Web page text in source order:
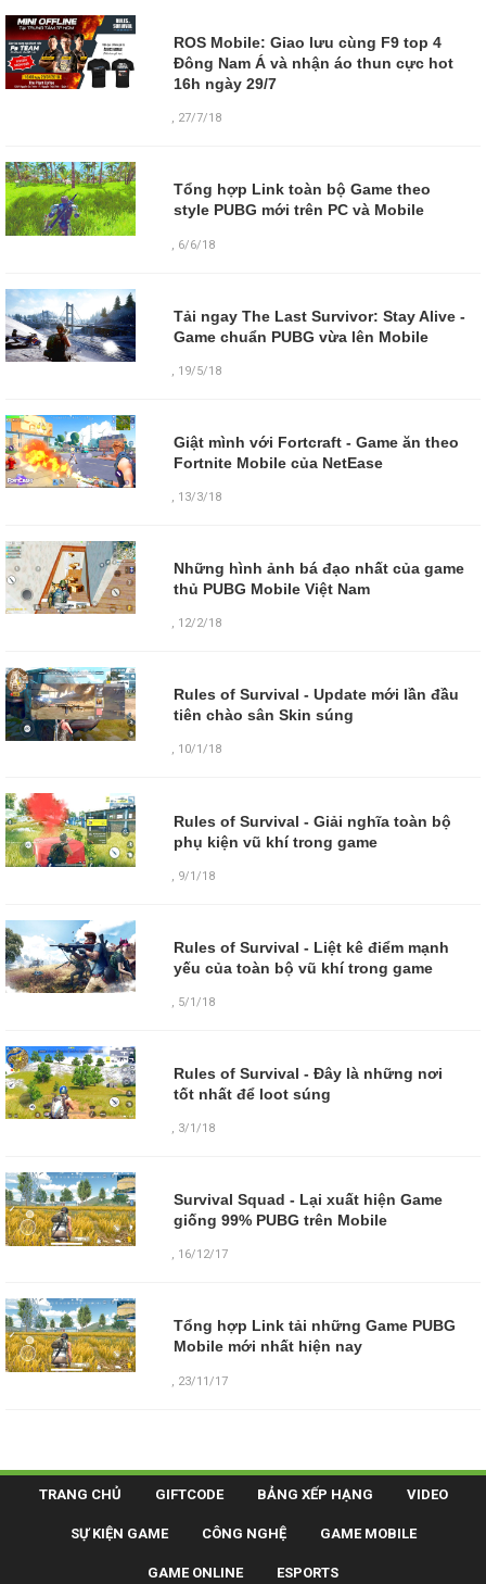
ROS Mobile: Giao lưu cùng F9 top 4
Đông Nam Á và nhận áo thun cực hot
16h ngày 29/7
, 27/7/18
Tổng hợp Link toàn bộ Game theo
style PUBG mới trên PC và Mobile
6/6/18
Tải ngay The Last Survivor: Stay Alive -
Game chuẩn PUBG vừa lên Mobile
, 19/5/18
Giật mình với Fortcraft - Game ăn theo
Fortnite Mobile của NetEase
, 13/3/18
Những hình ảnh bá đạo nhất của game
thủ PUBG Mobile Việt Nam
, 12/2/18
Rules of Survival - Update mới lần đầu
tiên chào sân Skin súng
, 10/1/18
Rules of Survival - Giải nghĩa toàn bộ
phụ kiện vũ khí trong game
, 9/1/18
Rules of Survival - Liệt kê điểm mạnh
yếu của toàn bộ vũ khí trong game
, 5/1/18
Rules of Survival - Đây là những nơi
tốt nhất để loot súng
, 3/1/18
Survival Squad - Lại xuất hiện Game
giống 99% PUBG trên Mobile
, 16/12/17
Tổng hợp Link tải những Game PUBG
Mobile mới nhất hiện nay
23/11/17
TRANG CHỦ GIFTCODE BẢNG XẾP HẠNG VIDEO
SỰ KIỆN GAME CÔNG NGHỆ GAME MOBILE
GAME ONLINE ESPORTS